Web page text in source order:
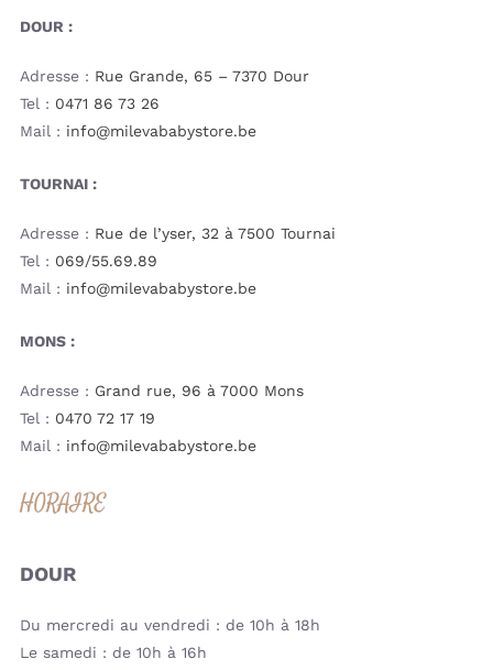
DOUR :
Adresse : Rue Grande, 65 – 7370 Dour
Tel : 0471 86 73 26
Mail : info@milevababystore.be
TOURNAI :
Adresse : Rue de l’yser, 32 à 7500 Tournai
Tel : 069/55.69.89
Mail : info@milevababystore.be
MONS :
Adresse : Grand rue, 96 à 7000 Mons
Tel : 0470 72 17 19
Mail : info@milevababystore.be
HORAIRE
DOUR
Du mercredi au vendredi : de 10h à 18h
Le samedi : de 10h à 16h